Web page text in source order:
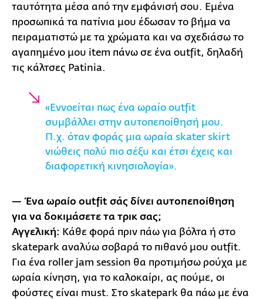
ταυτότητα μέσα από την εμφάνισή σου. Εμένα
προσωπικά τα πατίνια μου έδωσαν το βήμα να
πειραματιστώ με τα χρώματα και να σχεδιάσω το
αγαπημένο μου item πάνω σε ένα outfit, δηλαδή
τις κάλτσες Patinia.
«Εννοείται πως ένα ωραίο outfit
συμβάλλει στην αυτοπεποίθησή μου.
Π.χ. όταν φοράς μια ωραία skater skirt
νιώθεις πολύ πιο σέξυ και έτσι έχεις και
διαφορετική κινησιολογία».
— Ένα ωραίο outfit σάς δίνει αυτοπεποίθηση
για να δοκιμάσετε τα τρικ σας;
Αγγελική: Κάθε φορά πριν πάω για βόλτα ή στο
skatepark αναλύω σοβαρά το πιθανό μου outfit.
Για ένα roller jam session θα προτιμήσω ρούχα με
ωραία κίνηση, για το καλοκαίρι, ας πούμε, οι
φούστες είναι must. Στο skatepark θα πάω με ένα